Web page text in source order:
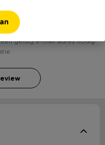
Schrijf een review!
geldig e-mail adres nodig